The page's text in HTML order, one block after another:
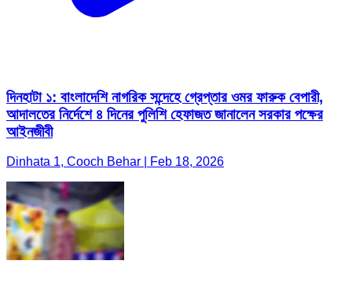
দিনহাটা ১: বাংলাদেশি নাগরিক সন্দেহে গ্রেপ্তার ওমর ফারুক বেপারী,
আদালতের নির্দেশে ৪ দিনের পুলিশি হেফাজত জানালেন সরকার পক্ষের
আইনজীবী
Dinhata 1, Cooch Behar | Feb 18, 2026